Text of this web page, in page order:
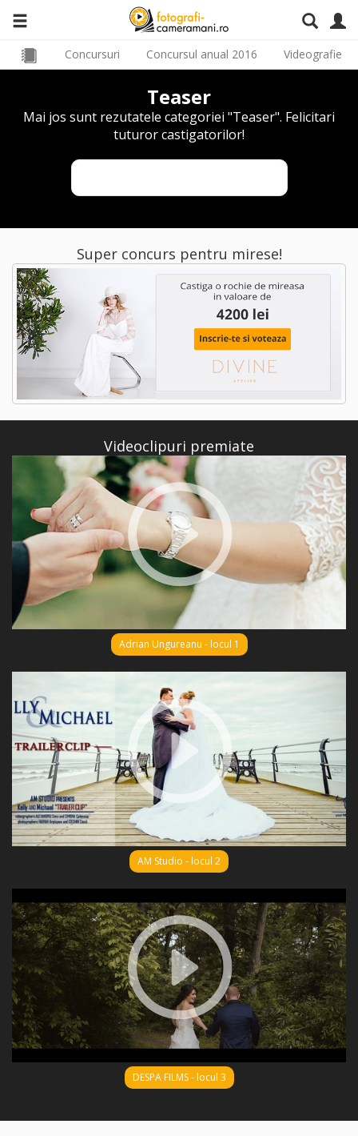
Concursuri Concursul anual 2016 Videografie
Teaser
Mai jos sunt rezutatele categoriei "Teaser". Felicitari
tuturor castigatorilor!
Super concurs pentru mirese!
Videoclipuri premiate
Adrian Ungureanu - locul 1
AM Studio - locul 2
DESPA FILMS - locul 3